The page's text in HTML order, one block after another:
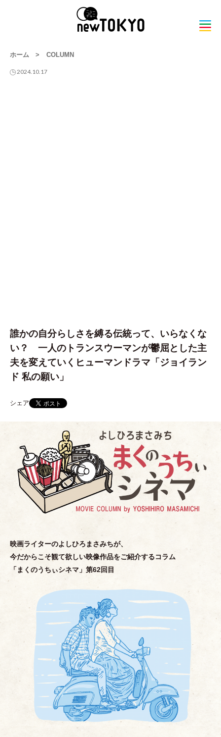
ホーム > COLUMN
2024.10.17
誰かの自分らしさを縛る伝統って、いらなくな
い？ 一人のトランスウーマンが鬱屈とした主
夫を変えていくヒューマンドラマ「ジョイラン
ド 私の願い」
シェア
映画ライターのよしひろまさみちが、
今だからこそ観て欲しい映像作品をご紹介するコラム
「まくのうちぃシネマ 」 第62回目